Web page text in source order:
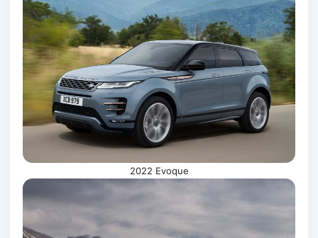
2022 Evoque